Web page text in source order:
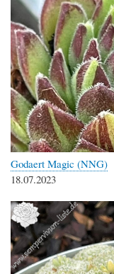
Godaert Magic (NNG)
18.07.2023